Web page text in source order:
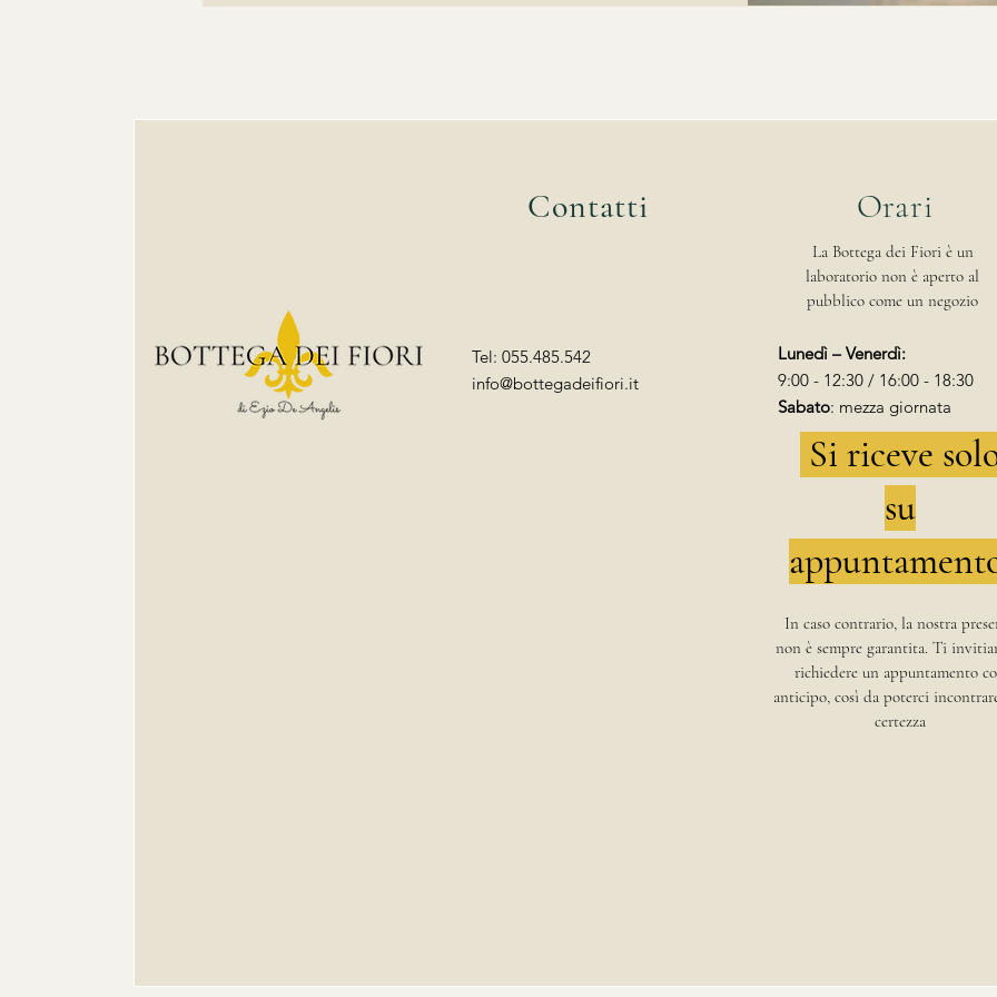
Contatti
Tel: 055.485.542
info@bottegadeifiori.it
Orari
La Bottega dei Fiori è un
laboratorio non è aperto al
pubblico come un negozio
Lunedì – Venerdì:
9:00 - 12:30 / 16:00 - 18:30
Sabato: mezza giornata
Si riceve
su
In caso contrario, la nostra
non è sempre garantita. Ti
richiedere un appuntamento
anticipo, così da poterci
certezza